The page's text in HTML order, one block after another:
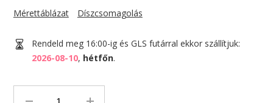
Mérettáblázat Díszcsomagolás
Rendeld meg 16:00-ig és GLS futárral ekkor szállítjuk:
2026-08-10, hétfőn.